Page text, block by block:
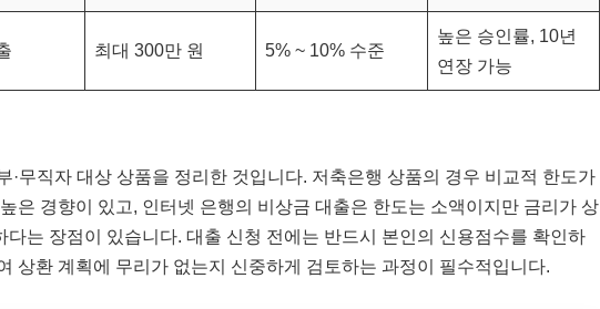
최대 300만 원 5% ~ 10% 수준
높은 승인률, 10년
연장 가능
·무직자 대상 상품을 정리한 것입니다. 저축은행 상품의 경우 비교적 한도가
은 경향이 있고, 인터넷 은행의 비상금 대출은 한도는 소액이지만 금리가 상
는 장점이 있습니다. 대출 신청 전에는 반드시 본인의 신용점수를 확인하
상환 계획에 무리가 없는지 신중하게 검토하는 과정이 필수적입니다.